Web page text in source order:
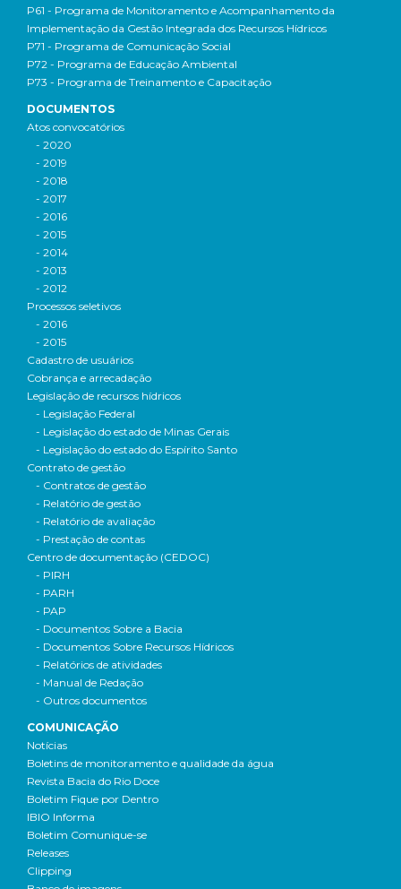
P61 - Programa de Monitoramento e Acompanhamento da
Implementação da Gestão Integrada dos Recursos Hídricos
P71 - Programa de Comunicação Social
P72 - Programa de Educação Ambiental
P73 - Programa de Treinamento e Capacitação
DOCUMENTOS
Atos convocatórios
- 2020
- 2019
- 2018
- 2017
- 2016
- 2015
- 2014
- 2013
- 2012
Processos seletivos
- 2016
- 2015
Cadastro de usuários
Cobrança e arrecadação
Legislação de recursos hídricos
- Legislação Federal
- Legislação do estado de Minas Gerais
- Legislação do estado do Espírito Santo
Contrato de gestão
- Contratos de gestão
- Relatório de gestão
- Relatório de avaliação
- Prestação de contas
Centro de documentação (CEDOC)
- PIRH
- PARH
- PAP
- Documentos Sobre a Bacia
- Documentos Sobre Recursos Hídricos
- Relatórios de atividades
- Manual de Redação
- Outros documentos
COMUNICAÇÃO
Notícias
Boletins de monitoramento e qualidade da água
Revista Bacia do Rio Doce
Boletim Fique por Dentro
IBIO Informa
Boletim Comunique-se
Releases
Clipping